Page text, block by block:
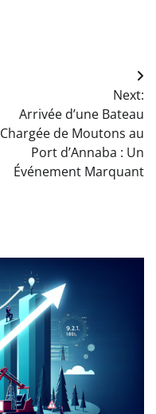
Next:
Arrivée d’une Bateau
Chargée de Moutons au
Port d’Annaba : Un
Événement Marquant